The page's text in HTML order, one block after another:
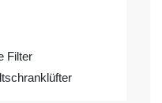
Filter